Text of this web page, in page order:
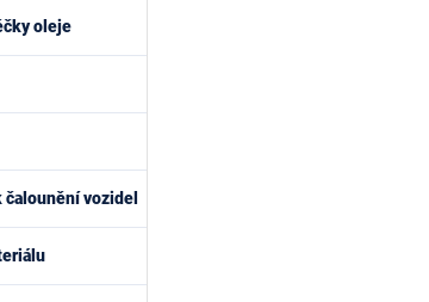
oleje
čalounění vozidel